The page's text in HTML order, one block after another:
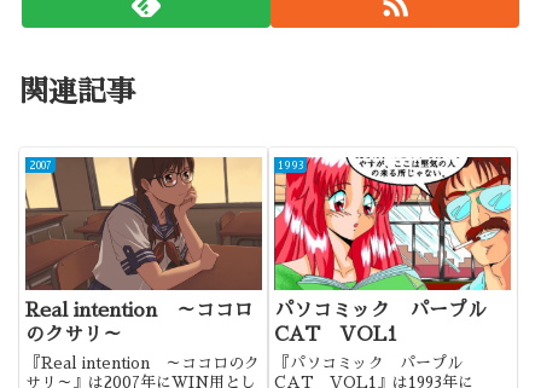
関連記事
2007
Real intention ～ココロ
のクサリ～
『Real intention ～ココロのク
サリ～』は2007年にWIN用とし
1993
パソコミック パープル
CAT VOL1
『パソコミック パープル
CAT VOL1』は1993年に